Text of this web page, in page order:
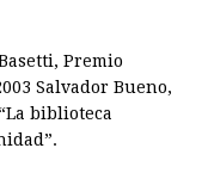
Premio
Salvador Bueno,
biblioteca